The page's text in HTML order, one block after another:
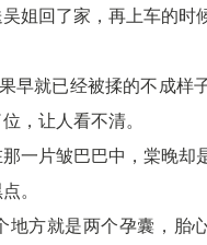
姐回了家，再上车的时
早就已经被揉的不成样
，让人看不清。
一片皱巴巴中，棠晚却
。
地方就是两个孕囊，胎